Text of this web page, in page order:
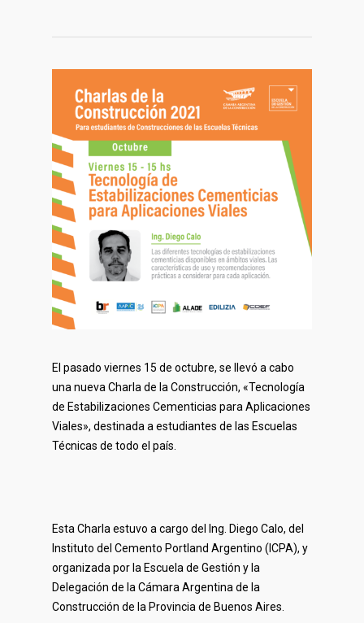
El pasado viernes 15 de octubre, se llevó a cabo
una nueva Charla de la Construcción, «Tecnología
de Estabilizaciones Cementicias para Aplicaciones
Viales», destinada a estudiantes de las Escuelas
Técnicas de todo el país.
Esta Charla estuvo a cargo del Ing. Diego Calo, del
Instituto del Cemento Portland Argentino (ICPA), y
organizada por la Escuela de Gestión y la
Delegación de la Cámara Argentina de la
Construcción de la Provincia de Buenos Aires.